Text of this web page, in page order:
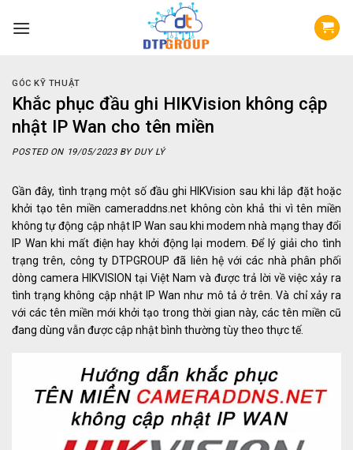
GÓC KỸ THUẬT
Khắc phục đầu ghi HIKVision không cập
nhật IP Wan cho tên miền
POSTED ON 19/05/2023BY DUY LÝ
Gần đây, tình trạng một số đầu ghi HIKVision sau khi lắp đặt hoặc
khởi tạo tên miền cameraddns.net không còn khả thi vì tên miền
không tự động cập nhật IP Wan sau khi modem nhà mạng thay đổi
IP Wan khi mất điện hay khởi động lại modem. Để lý giải cho tình
trạng trên, công ty DTPGROUP đã liên hệ với các nhà phân phối
dòng camera HIKVISION tại Việt Nam và được trả lời về việc xảy ra
tình trạng không cập nhật IP Wan như mô tả ở trên. Và chỉ xảy ra
với các tên miền mới khởi tạo trong thời gian này, các tên miền cũ
đang dùng vẫn được cập nhật bình thường tùy theo thực tế.